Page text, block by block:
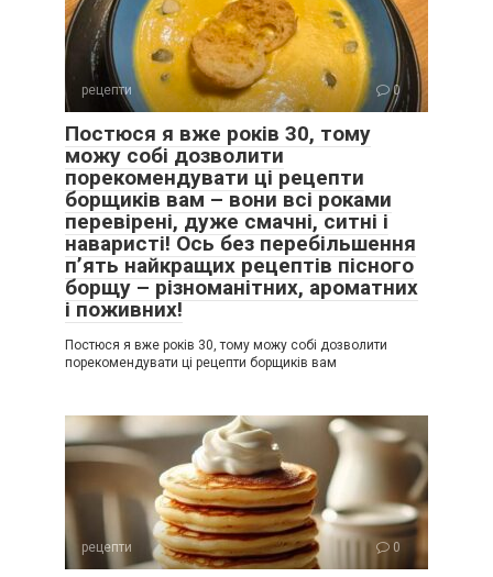
рецепти 0
Постюся я вже років 30, тому
можу собі дозволити
порекомендувати ці рецепти
борщиків вам – вони всі роками
перевірені, дуже смачні, ситні і
наваристі! Ось без перебільшення
п’ять найкращих рецептів пісного
борщу – різноманітних, ароматних
і поживних!
Постюся я вже років 30, тому можу собі дозволити
порекомендувати ці рецепти борщиків вам
рецепти 0